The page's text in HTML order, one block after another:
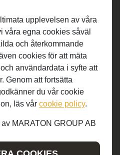
AB 2019-2022
upplevelsen av våra
våra egna cookies såväl
och återkommande
cookies för att mäta
användardata i syfte att
Genom att fortsätta
du vår cookie
läs vår cookie policy.
MARATON GROUP AB